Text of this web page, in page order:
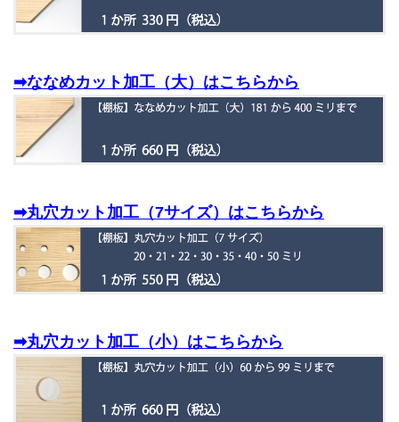
➡ななめカット加工（大）はこちらから
➡丸穴カット加工（7サイズ）はこちらから
➡丸穴カット加工（小）はこちらから